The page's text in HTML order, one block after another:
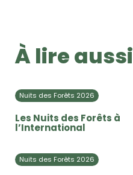
À lire aussi
Nuits des Forêts 2026
Les Nuits des Forêts à
l’International
Nuits des Forêts 2026